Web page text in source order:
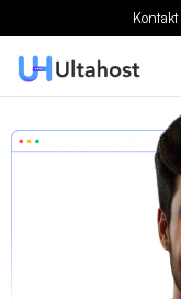
Kontakt